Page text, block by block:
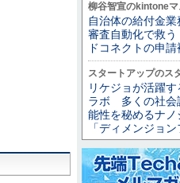
柳谷智宣のkintone
自治体の給付金
審査自動化で救
ドコネクトの申請
スタートアップのス
リケジョが活躍
ラボ 多くの社会
能性を秘めるナ
「ディメンジョン